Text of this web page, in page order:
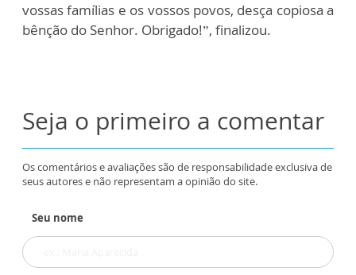
vossas famílias e os vossos povos, desça copiosa a
bênção do Senhor. Obrigado!”, finalizou.
Seja o primeiro a comentar
Os comentários e avaliações são de responsabilidade exclusiva de
seus autores e não representam a opinião do site.
Seu nome